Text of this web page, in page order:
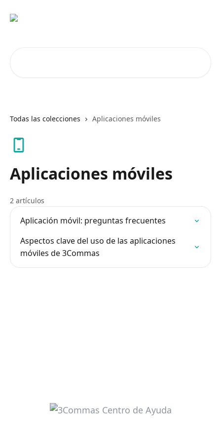
Todas las colecciones Aplicaciones móviles
Aplicaciones móviles
2 artículos
Aplicación móvil: preguntas frecuentes
Aspectos clave del uso de las aplicaciones
móviles de 3Commas